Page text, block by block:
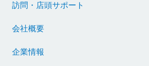
訪問・店頭サポート
会社概要
企業情報